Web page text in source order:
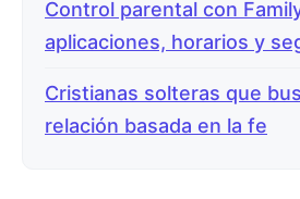
Control parental con
aplicaciones, horarios y
Cristianas solteras que
relación basada en la fe